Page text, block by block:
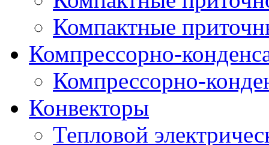
Компактные
Компрессорно-
Компрессорно-
Конвекторы
Тепловой